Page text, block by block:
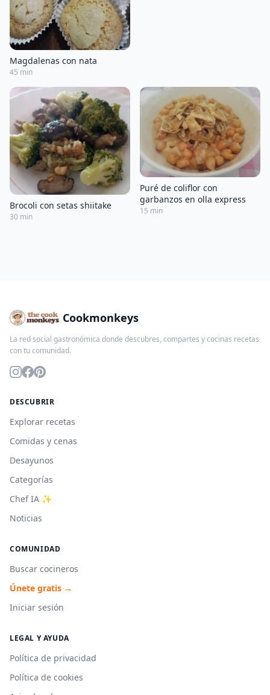
Magdalenas con nata
45 min
Brocoli con setas shiitake
30 min
Puré de coliflor con
garbanzos en olla express
15 min
Cookmonkeys
La red social gastronómica donde descubres, compartes y cocinas recetas
con tu comunidad.
DESCUBRIR
Explorar recetas
Comidas y cenas
Desayunos
Categorías
Chef IA ✨
Noticias
COMUNIDAD
Buscar cocineros
Únete gratis →
Iniciar sesión
LEGAL Y AYUDA
Política de privacidad
Política de cookies